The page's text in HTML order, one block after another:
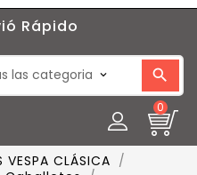
Rápido
0
VESPA CLÁSICA